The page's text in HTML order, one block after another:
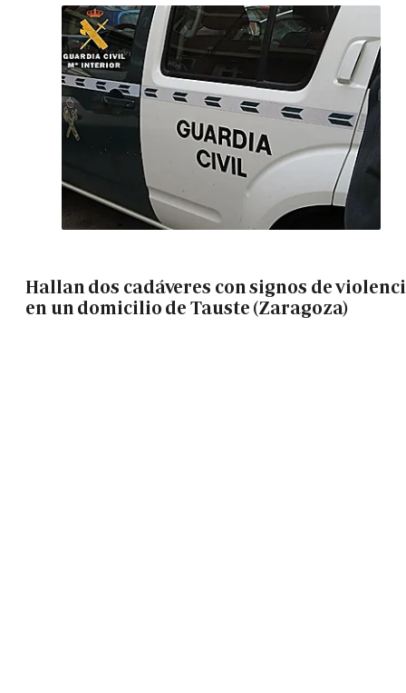
Hallan dos cadáveres con signos de
en un domicilio de Tauste (Zaragoza)